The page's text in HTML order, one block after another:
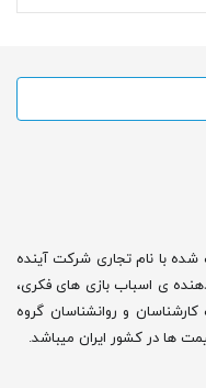
شده با نام تجاری شرکت آینده
شماره ثبت 519773، ارائه دهنده ی اسباب بازی های فکری،
و روانشناسان گروه
ها در کشور ایران میباشد.